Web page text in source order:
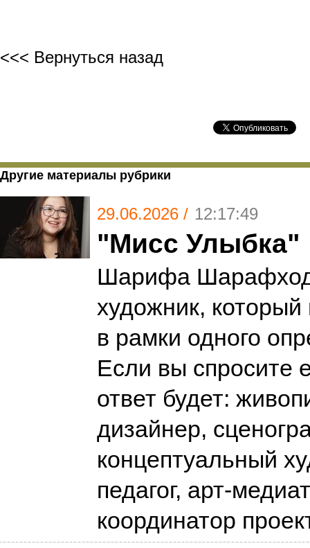
<<< Вернуться назад
Другие материалы рубрики
29.06.2026 / 12:17:49
"Мисс Улыбка"
Шарифа
художник,
в рамки одного
Если вы спросите
ответ будет:
дизайнер,
концептуальный
педагог, арт-
координатор